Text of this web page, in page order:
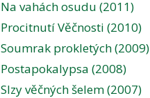
Na vahách osudu (2011)
Procitnutí Věčnosti (2010)
Soumrak prokletých (2009)
Postapokalypsa (2008)
Slzy věčných šelem (2007)